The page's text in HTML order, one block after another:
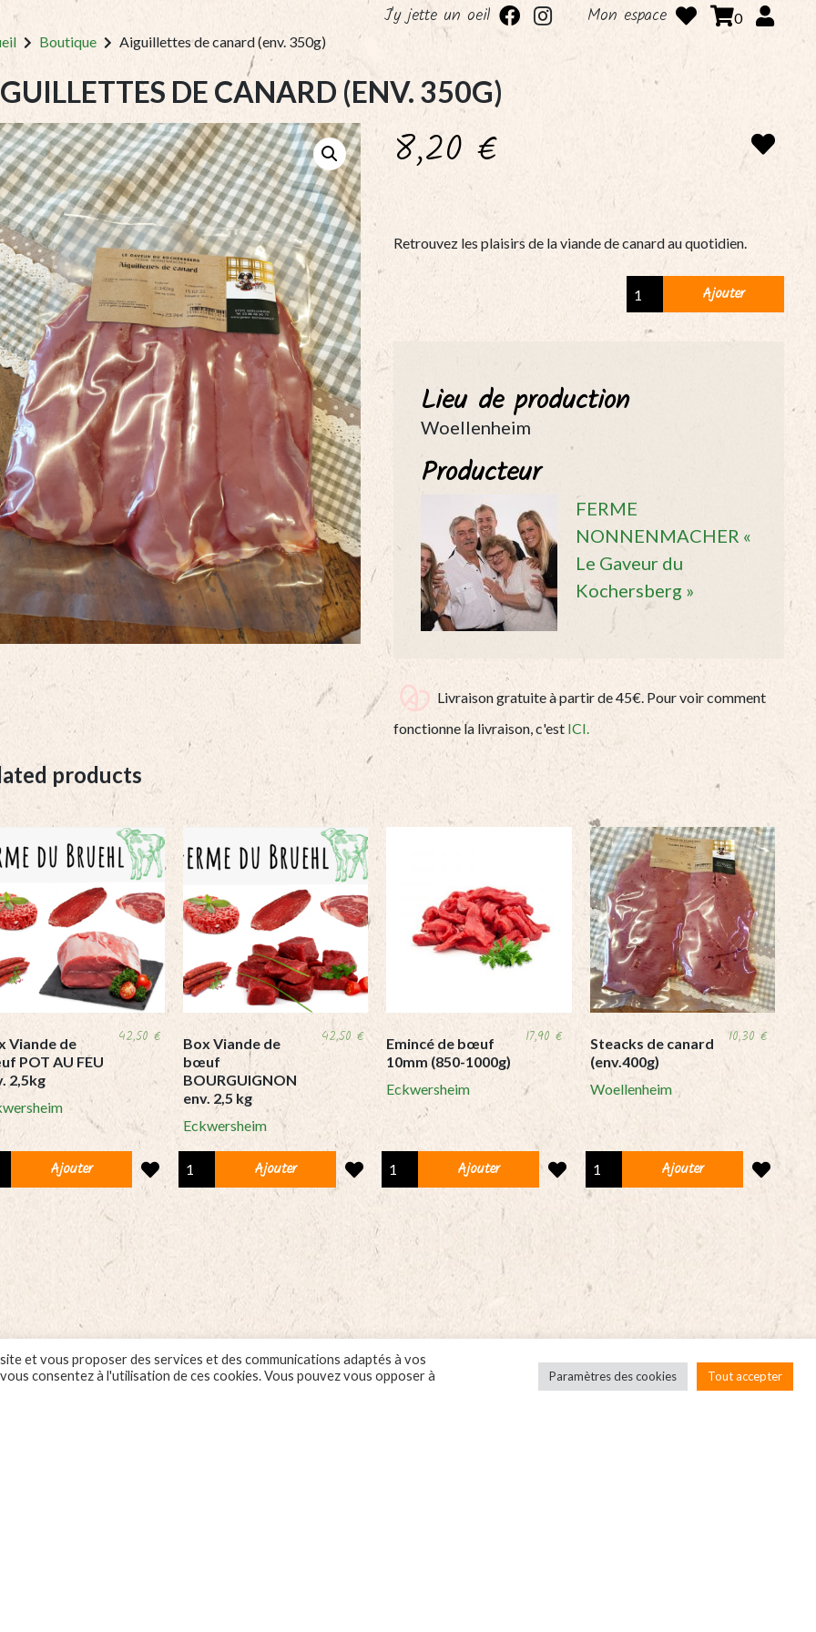
J'y jette un oeil Mon espace 0
Boutique Aiguillettes de canard (env. 350g)
DE CANARD (ENV. 350G)
8,20 €
Retrouvez les plaisirs de la viande de canard au quotidien.
canard
quantity
Ajouter
Lieu de production
Woellenheim
Producteur
FERME
NONNENMACHER «
Le Gaveur du
Kochersberg »
Livraison gratuite à partir de 45€. Pour voir comment
fonctionne la livraison, c'est ICI.
products
Viande de
POT AU FEU
2,5kg
42,50 €
Ajouter
Box Viande de
bœuf
BOURGUIGNON
env. 2,5 kg
42,50€
Eckwersheim
kg
quantity
Ajouter
Emincé de bœuf
10mm (850-1000g)
17,90 €
Eckwersheim
bœuf
(850-
Ajouter
Steacks de canard
(env.400g)
10,30€
Woellenheim
(env.400g)
quantity
Ajouter
et vous proposer des services et des communications adaptés à vos
consentez à l'utilisation de ces cookies. Vous pouvez vous opposer à
Paramètres des cookies Tout accepter